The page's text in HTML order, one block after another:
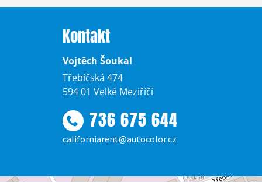
Kontakt
Vojtěch Šoukal
Třebíčská 474
594 01 Velké Meziříčí
736 675 644
californiarent@autocolor.cz